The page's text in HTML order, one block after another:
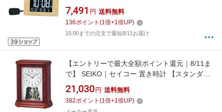
信機能有]
7,491 円 送料無料
136ポイント (1倍+1倍UP)
15:00までの注文で最短8/11お届け
【エントリーで最大全額ポイント還元｜8/11ま
で】 SEIKO｜セイコー 置き時計 【スタンダー
ド】 茶木地 BY242B [電波自動受信機能有] 【メ
ーカー直送・時間指定・返品不可】
21,030 円 送料無料
382ポイント (1倍+1倍UP)